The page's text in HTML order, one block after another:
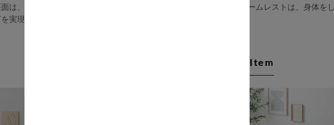
は、ゆったりとしたくつろぎの空間を提供し、片側に設けられたアームレストは、身体を
実現します。
Recommend Item